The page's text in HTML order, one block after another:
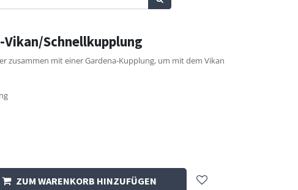
Schnellkupplung
zusammen mit einer Gardena-Kupplung, um mit dem Vikan
ZUM WARENKORB HINZUFÜGEN